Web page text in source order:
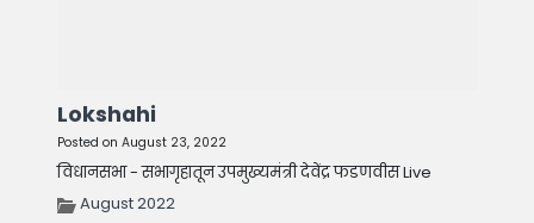
Lokshahi
Posted on August 23, 2022
विधानसभा - सभागृहातून उपमुख्यमंत्री देवेंद्र फडणवीस Live
August 2022